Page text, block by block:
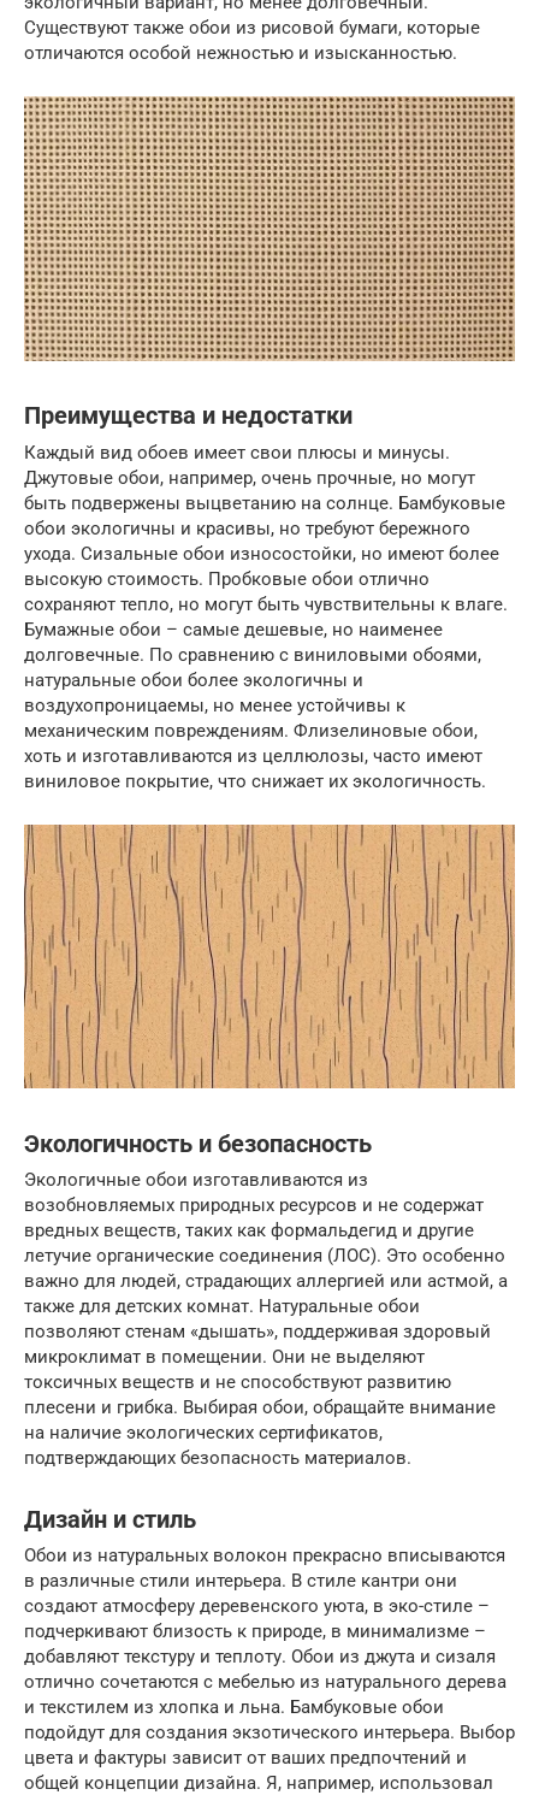
Существуют также обои из рисовой бумаги, которые
отличаются особой нежностью и изысканностью.
Преимущества и недостатки
Каждый вид обоев имеет свои плюсы и минусы.
Джутовые обои, например, очень прочные, но могут
быть подвержены выцветанию на солнце. Бамбуковые
обои экологичны и красивы, но требуют бережного
ухода. Сизальные обои износостойки, но имеют более
высокую стоимость. Пробковые обои отлично
сохраняют тепло, но могут быть чувствительны к влаге.
Бумажные обои – самые дешевые, но наименее
долговечные. По сравнению с виниловыми обоями,
натуральные обои более экологичны и
воздухопроницаемы, но менее устойчивы к
механическим повреждениям. Флизелиновые обои,
хоть и изготавливаются из целлюлозы, часто имеют
виниловое покрытие, что снижает их экологичность.
Экологичность и безопасность
Экологичные обои изготавливаются из
возобновляемых природных ресурсов и не содержат
вредных веществ, таких как формальдегид и другие
летучие органические соединения (ЛОС). Это особенно
важно для людей, страдающих аллергией или астмой, а
также для детских комнат. Натуральные обои
позволяют стенам «дышать», поддерживая здоровый
микроклимат в помещении. Они не выделяют
токсичных веществ и не способствуют развитию
плесени и грибка. Выбирая обои, обращайте внимание
на наличие экологических сертификатов,
подтверждающих безопасность материалов.
Дизайн и стиль
Обои из натуральных волокон прекрасно вписываются
в различные стили интерьера. В стиле кантри они
создают атмосферу деревенского уюта, в эко-стиле –
подчеркивают близость к природе, в минимализме –
добавляют текстуру и теплоту. Обои из джута и сизаля
отлично сочетаются с мебелью из натурального дерева
и текстилем из хлопка и льна. Бамбуковые обои
подойдут для создания экзотического интерьера. Выбор
цвета и фактуры зависит от ваших предпочтений и
общей концепции дизайна. Я, например, использовал